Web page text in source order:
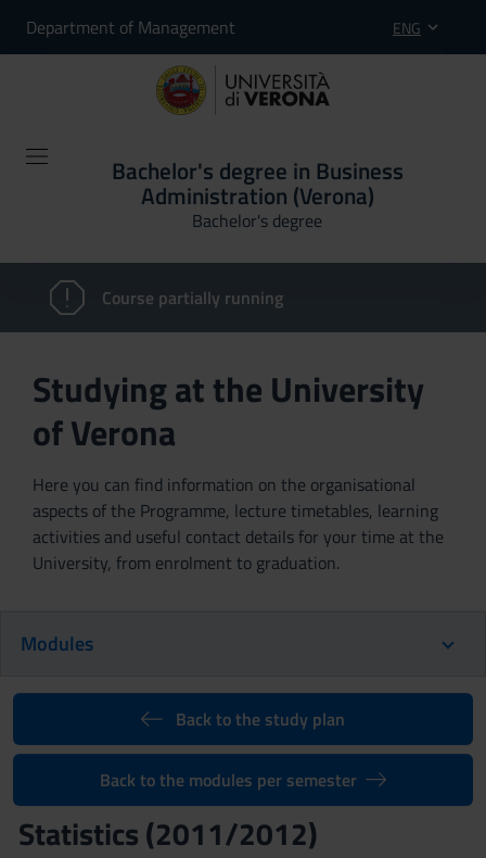
Department of Management ENG
Bachelor's degree in Business
Administration (Verona)
Bachelor's degree
Course partially running
Studying at the University
of Verona
Here you can find information on the organisational
aspects of the Programme, lecture timetables, learning
activities and useful contact details for your time at the
University, from enrolment to graduation.
Modules
Back to the study plan
Back to the modules per semester
Statistics (2011/2012)